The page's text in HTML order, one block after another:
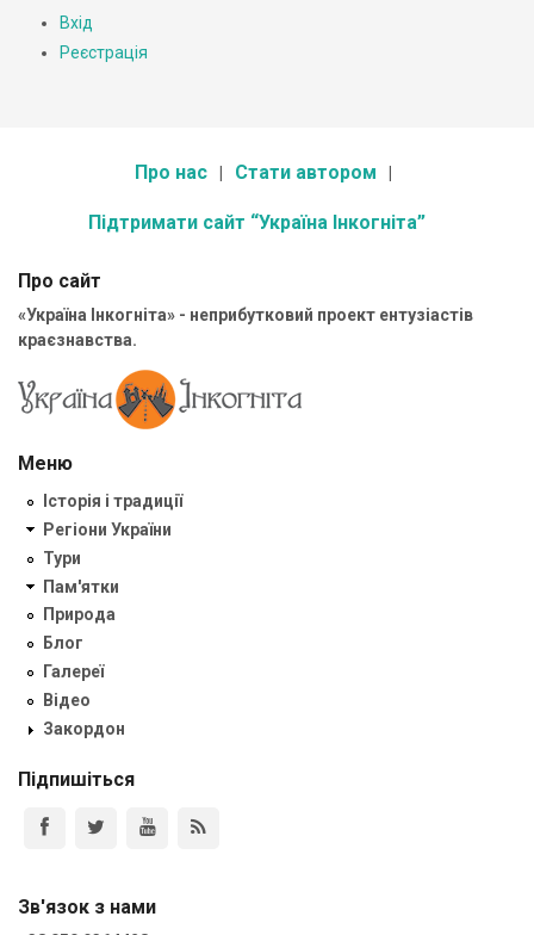
Вхід
Реєстрація
Про нас Стати автором
Підтримати сайт “Україна Інкогніта”
Про сайт
«Україна Інкогніта» - неприбутковий проект ентузіастів
краєзнавства.
Меню
Історія і традиції
Регіони України
Тури
Пам'ятки
Природа
Блог
Галереї
Відео
Закордон
Підпишіться
Зв'язок з нами